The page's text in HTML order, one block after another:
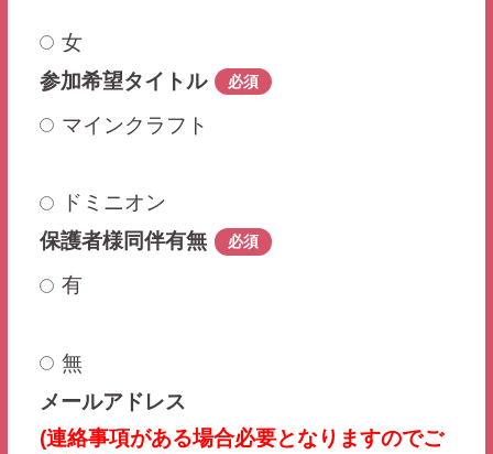
女
参加希望タイトル
必須
マインクラフト
ドミニオン
保護者様同伴有無
必須
有
無
メールアドレス
(連絡事項がある場合必要となりますのでご